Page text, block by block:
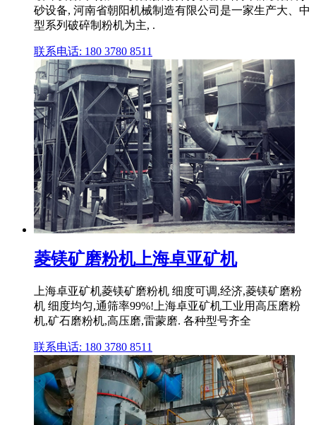
砂设备, 河南省朝阳机械制造有限公司是一家生产大、中
型系列破碎制粉机为主, .
联系电话: 180 3780 8511
菱镁矿磨粉机上海卓亚矿机
上海卓亚矿机菱镁矿磨粉机 细度可调,经济,菱镁矿磨粉
机 细度均匀,通筛率99%!上海卓亚矿机工业用高压磨粉
机,矿石磨粉机,高压磨,雷蒙磨. 各种型号齐全
联系电话: 180 3780 8511